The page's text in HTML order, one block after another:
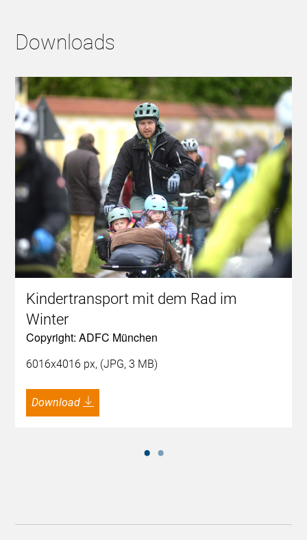
Downloads
Kindertransport mit dem Rad im
Winter
Copyright: ADFC München
6016x4016 px, (JPG, 3 MB)
Download